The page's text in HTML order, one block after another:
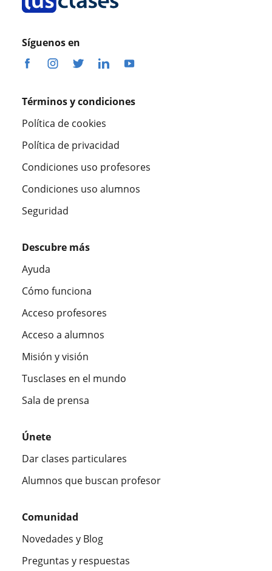
Síguenos en
Términos y condiciones
Política de cookies
Política de privacidad
Condiciones uso profesores
Condiciones uso alumnos
Seguridad
Descubre más
Ayuda
Cómo funciona
Acceso profesores
Acceso a alumnos
Misión y visión
Tusclases en el mundo
Sala de prensa
Únete
Dar clases particulares
Alumnos que buscan profesor
Comunidad
Novedades y Blog
Preguntas y respuestas